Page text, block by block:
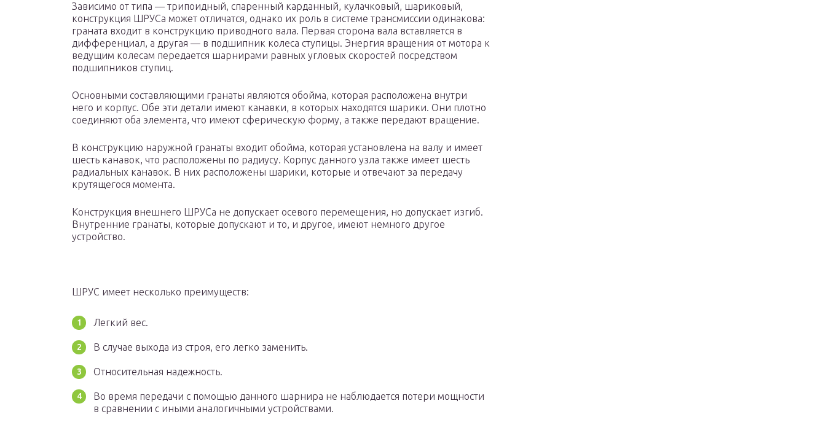
Зависимо от типа — трипоидный, спаренный карданный, кулачковый, шариковый,
конструкция ШРУСа может отличатся, однако их роль в системе трансмиссии одинакова:
граната входит в конструкцию приводного вала. Первая сторона вала вставляется в
дифференциал, а другая — в подшипник колеса ступицы. Энергия вращения от мотора к
ведущим колесам передается шарнирами равных угловых скоростей посредством
подшипников ступиц.
Основными составляющими гранаты являются обойма, которая расположена внутри
него и корпус. Обе эти детали имеют канавки, в которых находятся шарики. Они плотно
соединяют оба элемента, что имеют сферическую форму, а также передают вращение.
В конструкцию наружной гранаты входит обойма, которая установлена на валу и имеет
шесть канавок, что расположены по радиусу. Корпус данного узла также имеет шесть
радиальных канавок. В них расположены шарики, которые и отвечают за передачу
крутящегося момента.
Конструкция внешнего ШРУСа не допускает осевого перемещения, но допускает изгиб.
Внутренние гранаты, которые допускают и то, и другое, имеют немного другое
устройство.
ШРУС имеет несколько преимуществ:
Легкий вес.
В случае выхода из строя, его легко заменить.
Относительная надежность.
Во время передачи с помощью данного шарнира не наблюдается потери мощности
в сравнении с иными аналогичными устройствами.